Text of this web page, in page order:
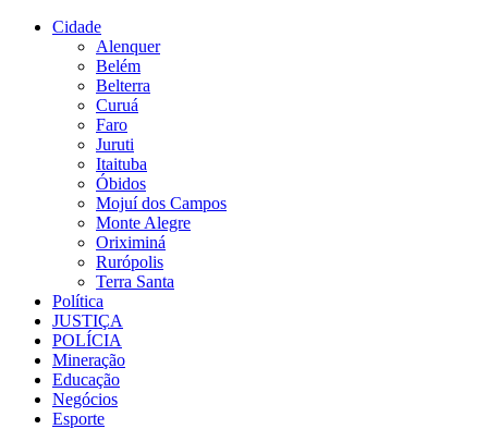
Cidade
Alenquer
Belém
Belterra
Curuá
Faro
Juruti
Itaituba
Óbidos
Mojuí dos Campos
Monte Alegre
Oriximiná
Rurópolis
Terra Santa
Política
JUSTIÇA
POLÍCIA
Mineração
Educação
Negócios
Esporte